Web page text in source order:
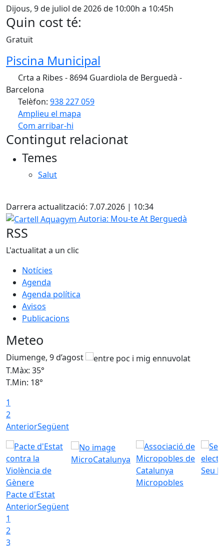
Dijous, 9 de juliol de 2026 de 10:00h a 10:45h
Quin cost té:
Gratuït
Piscina Municipal
Crta a Ribes - 8694 Guardiola de Berguedà -
Barcelona
Telèfon: 938 227 059
Amplieu el mapa
Com arribar-hi
+
Contingut relacionat
Temes
Salut
Darrera actualització: 7.07.2026 | 10:34
Cartell Aquagym
Autoria: Mou-te At Berguedà
RSS
L'actualitat a un clic
Notícies
Agenda
Agenda política
Avisos
Publicacions
Meteo
Diumenge, 9 d’agost
T.Màx: 35°
T.Min: 18°
1
2
AnteriorSegüent
Pacte d'Estat
MicroCatalunya
Micropobles
Seu
AnteriorSegüent
1
2
3